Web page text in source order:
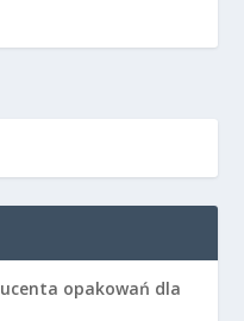
opakowań dla